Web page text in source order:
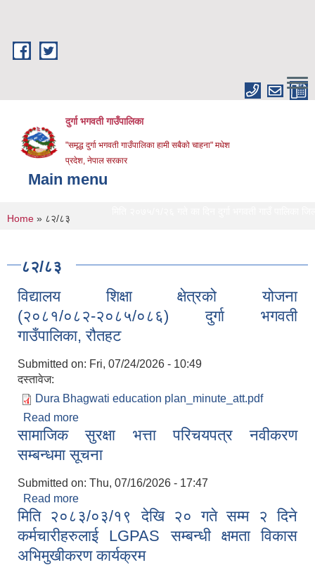
दुर्गा भगवती गाउँपालिका
"समृद्ध दुर्गा भगवती गाउँपालिका हामी सबैको चाहना" मधेश
प्रदेश, नेपाल सरकार
Main menu
You are here
Home » ८२/८३
८२/८३
विद्यालय शिक्षा क्षेत्रको योजना
(२०८१/०८२-२०८५/०८६) दुर्गा भगवती
गाउँपालिका, रौतहट
Submitted on: Fri, 07/24/2026 - 10:49
दस्तावेज:
Dura Bhagwati education plan_minute_att.pdf
Read more
(२०८१/०८२-२०८५/०८६) दुर्गा भगवती गाउँपालिका, रौतहट
सामाजिक सुरक्षा भत्ता परिचयपत्र नवीकरण
सम्बन्धमा सूचना
Submitted on: Thu, 07/16/2026 - 17:47
Read more
सूचना
मिति २०८३/०३/१९ देखि २० गते सम्म २ दिने
कर्मचारीहरुलाई LGPAS सम्बन्धी क्षमता विकास
अभिमुखीकरण कार्यक्रम